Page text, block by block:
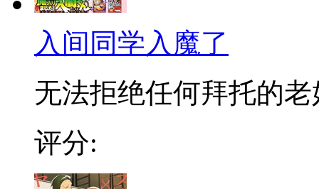
入间同学入魔了
无法拒绝任何拜托的老
评分: